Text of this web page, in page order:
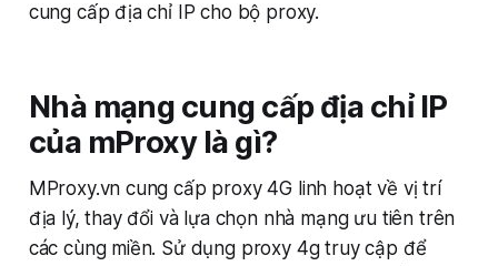
cung cấp địa chỉ IP cho bộ proxy.
Nhà mạng cung cấp địa chỉ IP
của mProxy là gì?
MProxy.vn cung cấp proxy 4G linh hoạt về vị trí
địa lý, thay đổi và lựa chọn nhà mạng ưu tiên trên
các cùng miền. Sử dụng proxy 4g truy cập để